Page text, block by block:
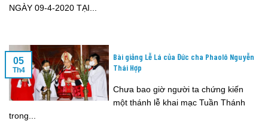
NGÀY 09-4-2020 TẠI...
Bài giảng Lễ Lá của Đức cha Phaolô Nguyễn
Thái Hợp
Chưa bao giờ người ta chứng kiến
một thánh lễ khai mạc Tuần Thánh
trong...
05
Th4